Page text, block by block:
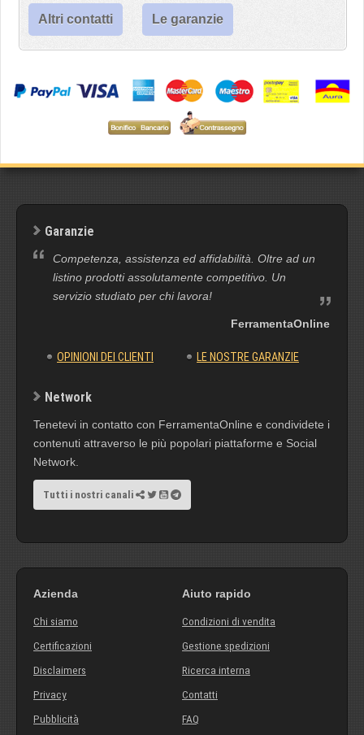
Altri contatti Le garanzie
Garanzie
Competenza, assistenza ed affidabilità. Oltre ad un
listino prodotti assolutamente competitivo. Un
servizio studiato per chi lavora!
FerramentaOnline
OPINIONI DEI CLIENTI LE NOSTRE GARANZIE
Network
Tenetevi in contatto con FerramentaOnline e condividete i
contenuti attraverso le più popolari piattaforme e Social
Network.
Tutti i nostri canali
Azienda
Chi siamo
Certificazioni
Disclaimers
Privacy
Pubblicità
Aiuto rapido
Condizioni di vendita
Gestione spedizioni
Ricerca interna
Contatti
FAQ